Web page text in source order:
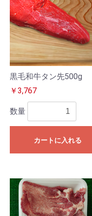
黒毛和牛タン先500g
￥3,767
数量
カートに入れる